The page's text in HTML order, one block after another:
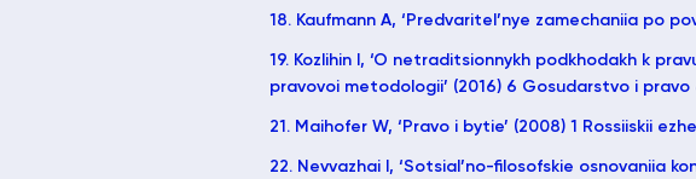
18. Kaufmann A, ‘Predvaritel’nye zamechaniia po
19. Kozlihin I, ‘O netraditsionnykh podkhodakh k
pravovoi metodologii’ (2016) 6 Gosudarstvo i pravo
21. Maihofer W, ‘Pravo i bytie’ (2008) 1 Rossiiskii
22. Nevvazhai I, ‘Sotsial’no-filosofskie osnovaniia